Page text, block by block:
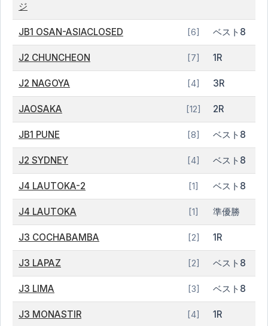
ジ
JB1 OSAN-ASIACLOSED [6] ベスト8
J2 CHUNCHEON [7] 1R
J2 NAGOYA [4] 3R
JAOSAKA [12] 2R
JB1 PUNE [8] ベスト8
J2 SYDNEY [4] ベスト8
J4 LAUTOKA-2 [1] ベスト8
J4 LAUTOKA [1] 準優勝
J3 COCHABAMBA [2] 1R
J3 LAPAZ [2] ベスト8
J3 LIMA [3] ベスト8
J3 MONASTIR [4] 1R